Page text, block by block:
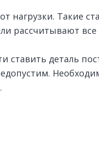
нагрузки. Такие
рассчитывают
ставить деталь